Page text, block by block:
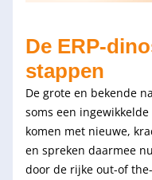
De ERP-
stappen
De grote en bekende
soms een
komen met nieuwe,
en spreken daarmee
door de rijke out-of